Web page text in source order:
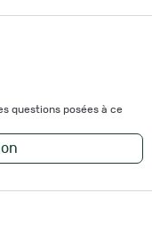
questions posées à ce